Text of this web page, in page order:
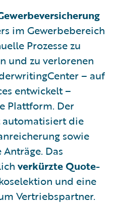
im Gewerbebereich
Prozesse zu
und zu verlorenen
– auf
entwickelt –
Plattform. Der
die
sowie
Das
verkürzte Quote-
und eine
Vertriebspartner.